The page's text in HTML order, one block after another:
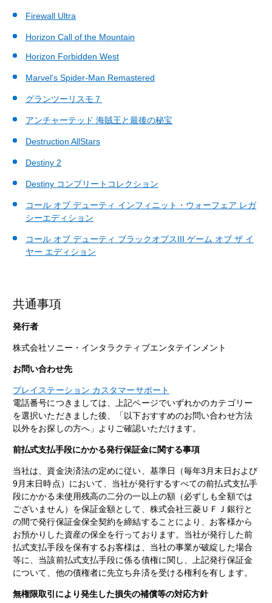
Firewall Ultra
Horizon Call of the Mountain
Horizon Forbidden West
Marvel's Spider-Man Remastered
グランツーリスモ７
アンチャーテッド 海賊王と最後の秘宝
Destruction AllStars
Destiny 2
Destiny コンプリートコレクション
コール オブ デューティ インフィニット・ウォーフェア レガ
シーエディション
コール オブ デューティ ブラックオプスIII ゲーム オブ ザ イ
ヤー エディション
共通事項
発行者
株式会社ソニー・インタラクティブエンタテインメント
お問い合わせ先
プレイステーション カスタマーサポート
電話番号につきましては、上記ページでいずれかのカテゴリー
を選択いただきました後、「以下おすすめのお問い合わせ方法
以外をお探しの方へ」よりご確認いただけます。
前払式支払手段にかかる発行保証金に関する事項
当社は、資金決済法の定めに従い、基準日（毎年3月末日および
9月末日時点）において、当社が発行するすべての前払式支払手
段にかかる未使用残高の二分の一以上の額（必ずしも全額では
ございません）を保証金額として、株式会社三菱ＵＦＪ銀行と
の間で発行保証金保全契約を締結することにより、お客様から
お預かりした資産の保全を行っております。当社が発行した前
払式支払手段を保有するお客様は、当社の事業が破綻した場合
等に、当該前払式支払手段に係る債権に関し、上記発行保証金
について、他の債権者に先立ち弁済を受ける権利を有します。
無権限取引により発生した損失の補償等の対応方針